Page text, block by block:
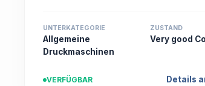
UNTERKATEGORIE
Allgemeine
Druckmaschinen
ZUSTAND
Very good
VERFÜGBAR Details